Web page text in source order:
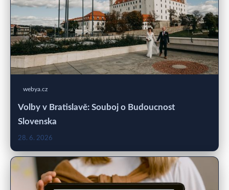
webya.cz
Volby v Bratislavě: Souboj o Budoucnost
Slovenska
28. 6. 2026